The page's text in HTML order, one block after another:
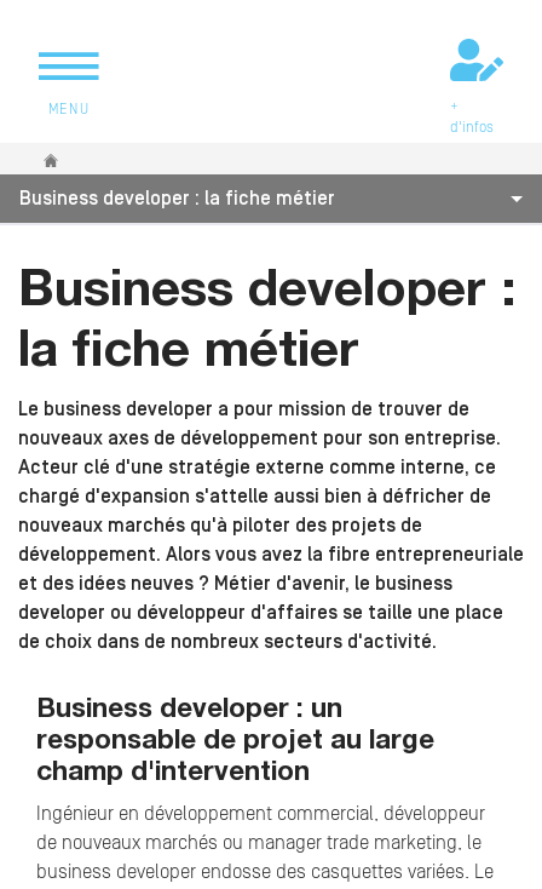
MENU
+
d'infos
Vous êtes ici
Business developer : la fiche métier
Business developer :
la fiche métier
Le business developer a pour mission de trouver de
nouveaux axes de développement pour son entreprise.
Acteur clé d'une stratégie externe comme interne, ce
chargé d'expansion s'attelle aussi bien à défricher de
nouveaux marchés qu'à piloter des projets de
développement. Alors vous avez la fibre entrepreneuriale
et des idées neuves ? Métier d'avenir, le business
developer ou développeur d'affaires se taille une place
de choix dans de nombreux secteurs d'activité.
Business developer : un
responsable de projet au large
champ d'intervention
Ingénieur en développement commercial, développeur
de nouveaux marchés ou manager trade marketing, le
business developer endosse des casquettes variées. Le